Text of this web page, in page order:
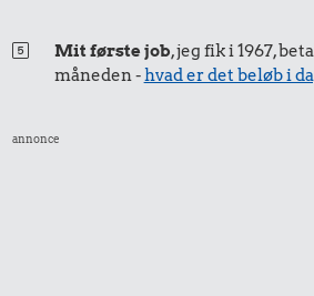
Mit første job, jeg fik i 1967,
måneden -hvad er det beløb i
annonce